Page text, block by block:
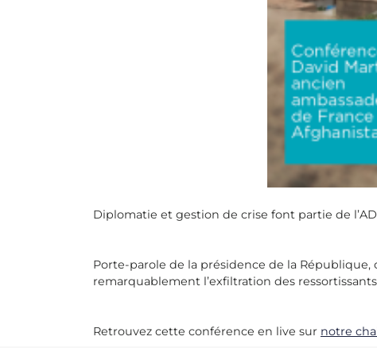
Diplomatie et gestion de crise font partie de
Porte-parole de la présidence de la République,
remarquablement l’exfiltration des
Retrouvez cette conférence en live sur notre